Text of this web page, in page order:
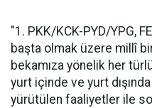
"1. PKK/KCK-PYD/YPG,
başta olmak üzere millî
bekamıza yönelik her
yurt içinde ve yurt
yürütülen faaliyetler ile